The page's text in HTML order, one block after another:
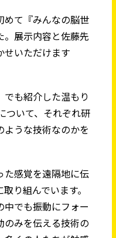
めて『みんなの脳世
。展示内容と佐藤先
せいただけます
でも紹介した温もり
ついて、それぞれ研
うな技術なのかを
た感覚を遠隔地に伝
り組んでいます。
中でも振動にフォー
のみを伝える技術の